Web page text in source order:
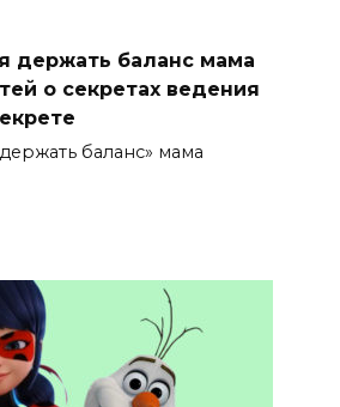
держать баланс мама
о секретах ведения
баланс» мама